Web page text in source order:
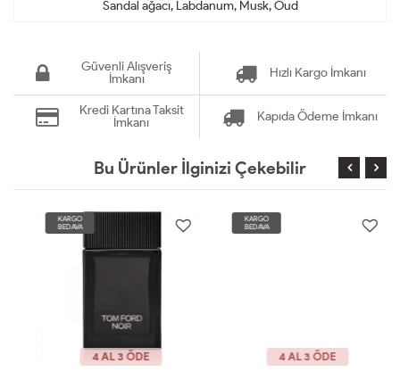
Sandal ağacı, Labdanum, Musk, Oud
Güvenli Alışveriş
İmkanı
Hızlı Kargo İmkanı
Kredi Kartına Taksit
İmkanı
Kapıda Ödeme İmkanı
Bu Ürünler İlginizi Çekebilir
KARGO
BEDAVA
4 AL 3 ÖDE
KARGO
BEDAVA
4 AL 3 ÖDE